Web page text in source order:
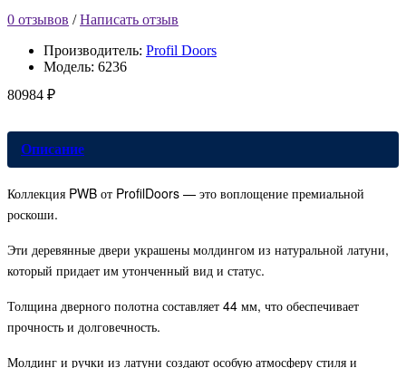
0 отзывов /Написать отзыв
Производитель: Profil Doors
Модель: 6236
80984 ₽
Описание
Коллекция PWB от ProfilDoors — это воплощение премиальной
роскоши.
Эти деревянные двери украшены молдингом из натуральной латуни,
который придает им утонченный вид и статус.
Толщина дверного полотна составляет 44 мм, что обеспечивает
прочность и долговечность.
Молдинг и ручки из латуни создают особую атмосферу стиля и